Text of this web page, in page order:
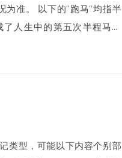
为准。 以下的“跑马“均指半
类型，可能以下内容个别部